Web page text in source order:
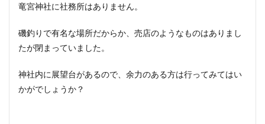
竜宮神社に社務所はありません。
磯釣りで有名な場所だからか、売店のようなものはありまし
たが閉まっていました。
神社内に展望台があるので、余力のある方は行ってみてはい
かがでしょうか？